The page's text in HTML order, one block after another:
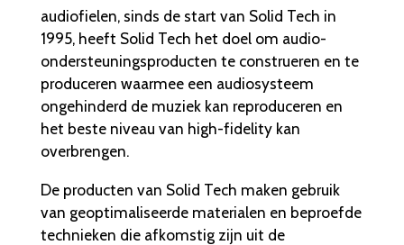
audiofielen, sinds de start van Solid Tech in
1995, heeft Solid Tech het doel om audio-
ondersteuningsproducten te construeren en te
produceren waarmee een audiosysteem
ongehinderd de muziek kan reproduceren en
het beste niveau van high-fidelity kan
overbrengen.
De producten van Solid Tech maken gebruik
van geoptimaliseerde materialen en beproefde
technieken die afkomstig zijn uit de